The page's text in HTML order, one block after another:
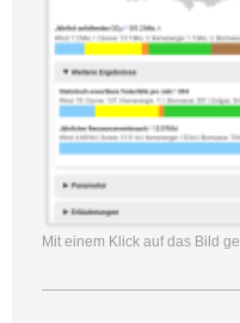
Mit einem Klick auf das Bild